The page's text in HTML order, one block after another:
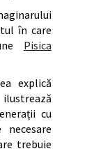
în care
Pisica
explică
cu
trebuie